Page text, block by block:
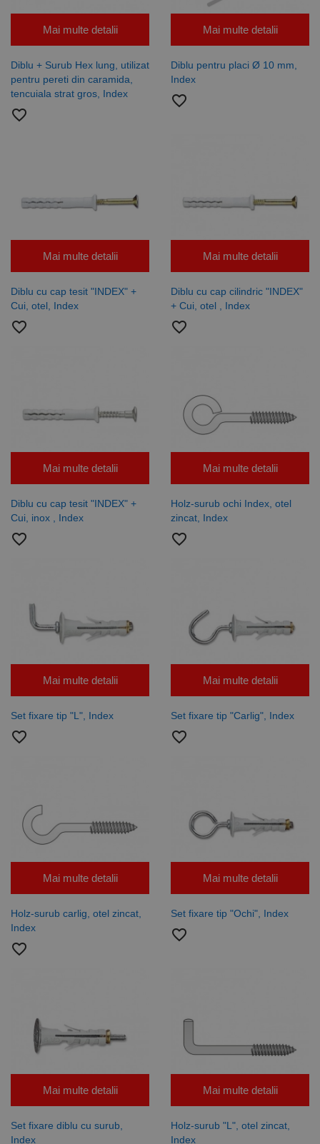
Mai multe detalii
Diblu + Surub Hex lung, utilizat
pentru pereti din caramida,
tencuiala strat gros, Index
favorite_border
Mai multe detalii
Diblu pentru placi Ø 10 mm,
Index
favorite_border
Mai multe detalii
Diblu cu cap tesit "INDEX" +
Cui, otel, Index
favorite_border
Mai multe detalii
Diblu cu cap cilindric "INDEX"
+ Cui, otel , Index
favorite_border
Mai multe detalii
Diblu cu cap tesit "INDEX" +
Cui, inox , Index
favorite_border
Mai multe detalii
Holz-surub ochi Index, otel
zincat, Index
favorite_border
Mai multe detalii
Set fixare tip "L", Index
favorite_border
Mai multe detalii
Set fixare tip "Carlig", Index
favorite_border
Mai multe detalii
Holz-surub carlig, otel zincat,
Index
favorite_border
Mai multe detalii
Set fixare tip "Ochi", Index
favorite_border
Mai multe detalii
Set fixare diblu cu surub,
Index
Mai multe detalii
Holz-surub "L", otel zincat,
Index